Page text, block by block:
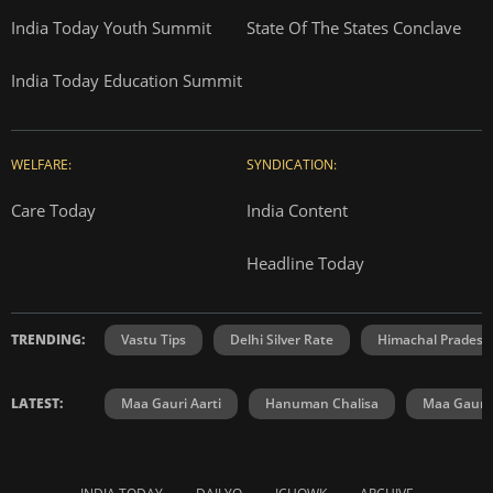
India Today Youth Summit State Of The States Conclave
India Today Education Summit
WELFARE:
Care Today
SYNDICATION:
India Content
Headline Today
TRENDING: Vastu Tips Delhi Silver Rate Himachal
LATEST: Maa Gauri Aarti Hanuman Chalisa Maa Gauri